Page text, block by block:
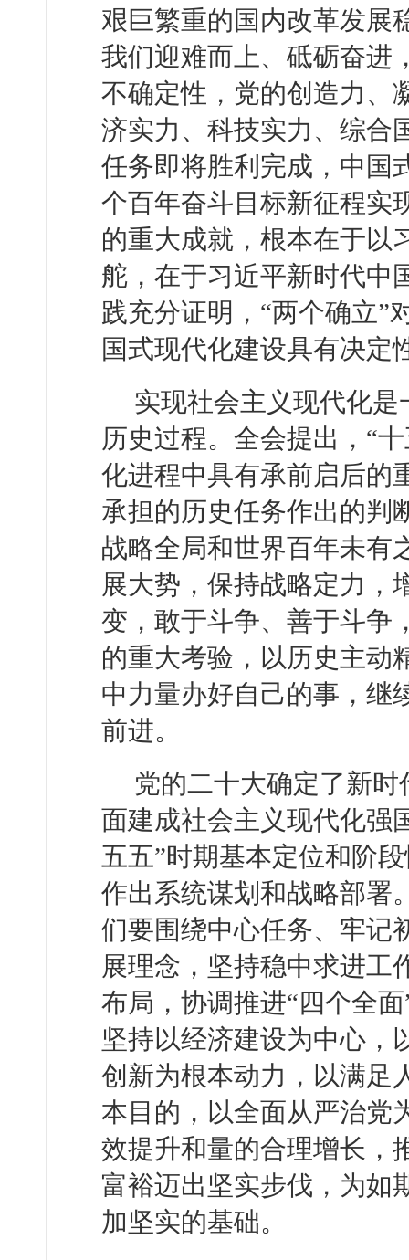
艰巨繁重的国内改革发展
我们迎难而上、砥砺奋进
不确定性，党的创造力、
济实力、科技实力、综合
任务即将胜利完成，中国
个百年奋斗目标新征程实
的重大成就，根本在于以
舵，在于习近平新时代中
践充分证明，“两个确立”
国式现代化建设具有决定
实现社会主义现代化
历史过程。全会提出，“
化进程中具有承前启后的
承担的历史任务作出的判
战略全局和世界百年未有
展大势，保持战略定力，
变，敢于斗争、善于斗争
的重大考验，以历史主动
中力量办好自己的事，继
前进。
党的二十大确定了新
面建成社会主义现代化强
五五”时期基本定位和阶
作出系统谋划和战略部署
们要围绕中心任务、牢记
展理念，坚持稳中求进工
布局，协调推进“四个全
坚持以经济建设为中心，
创新为根本动力，以满足
本目的，以全面从严治党
效提升和量的合理增长，
富裕迈出坚实步伐，为如
加坚实的基础。